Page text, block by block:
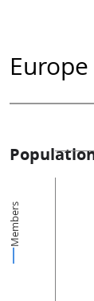
Europe
Members